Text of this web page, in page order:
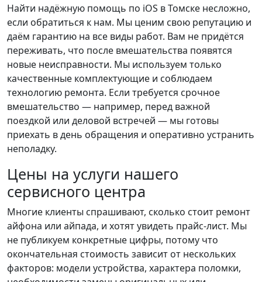
Найти надёжную помощь по iOS в Томске несложно,
если обратиться к нам. Мы ценим свою репутацию и
даём гарантию на все виды работ. Вам не придётся
переживать, что после вмешательства появятся
новые неисправности. Мы используем только
качественные комплектующие и соблюдаем
технологию ремонта. Если требуется срочное
вмешательство — например, перед важной
поездкой или деловой встречей — мы готовы
приехать в день обращения и оперативно устранить
неполадку.
Цены на услуги нашего
сервисного центра
Многие клиенты спрашивают, сколько стоит ремонт
айфона или айпада, и хотят увидеть прайс-лист. Мы
не публикуем конкретные цифры, потому что
окончательная стоимость зависит от нескольких
факторов: модели устройства, характера поломки,